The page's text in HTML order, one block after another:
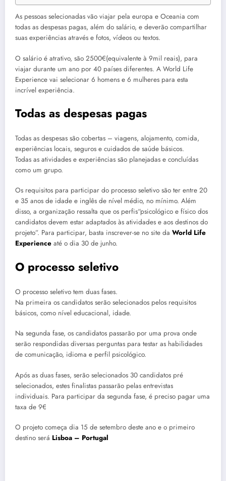
As pessoas selecionadas vão viajar pela europa e Oceania com
todas as despesas pagas, além do salário, e deverão compartilhar
suas experiências através e fotos, vídeos ou textos.
O salário é atrativo, são 2500€(equivalente à 9mil reais), para
viajar durante um ano por 40 países diferentes. A World Life
Experience vai selecionar 6 homens e 6 mulheres para esta
incrível experiência.
Todas as despesas pagas
Todas as despesas são cobertas – viagens, alojamento, comida,
experiências locais, seguros e cuidados de saúde básicos.
Todas as atividades e experiências são planejadas e concluídas
como um grupo.
Os requisitos para participar do processo seletivo são ter entre 20
e 35 anos de idade e inglês de nível médio, no mínimo. Além
disso, a organização ressalta que os perfis“psicológico e físico dos
candidatos devem estar adaptados às atividades e aos destinos do
projeto”. Para participar, basta inscrever-se no site da World Life
Experience até o dia 30 de junho.
O processo seletivo
O processo seletivo tem duas fases.
Na primeira os candidatos serão selecionados pelos requisitos
básicos, como nível educacional, idade.
Na segunda fase, os candidatos passarão por uma prova onde
serão respondidas diversas perguntas para testar as habilidades
de comunicação, idioma e perfil psicológico.
Após as duas fases, serão selecionados 30 candidatos pré
selecionados, estes finalistas passarão pelas entrevistas
individuais. Para participar da segunda fase, é preciso pagar uma
taxa de 9€
O projeto começa dia 15 de setembro deste ano e o primeiro
destino será Lisboa – Portugal